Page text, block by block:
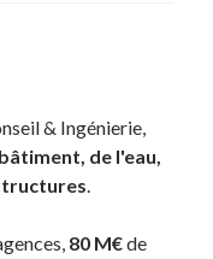
& Ingénierie,
bâtiment, de l'eau,
.
80 M€de